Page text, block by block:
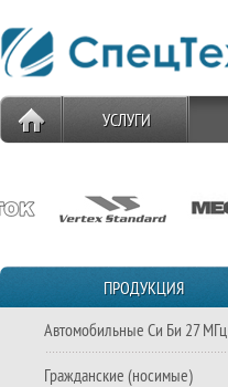
УСЛУГИ
ПРОДУКЦИЯ
Автомобильные Си Би 27 МГц
Гражданские (носимые)